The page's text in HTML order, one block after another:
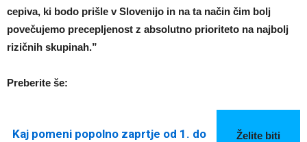
cepiva, ki bodo prišle v Slovenijo in na ta način čim bolj
povečujemo precepljenost z absolutno prioriteto na najbolj
rizičnih skupinah.”
Preberite še:
Kaj pomeni popolno zaprtje od 1. do
Želite biti